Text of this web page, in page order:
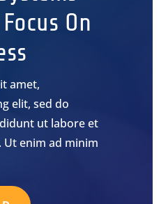
On
amet,
elit, sed do
ut labore et
Ut enim ad minim